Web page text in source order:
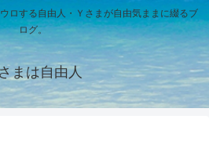
ロする自由人・Ｙさまが自由気ままに綴るブ
ログ。
まは自由人